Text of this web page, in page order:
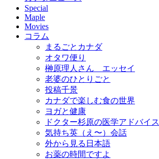
Special
Maple
Movies
コラム
まるごとカナダ
オタワ便り
榊原理人さん エッセイ
老婆のひとりごと
投稿千景
カナダで楽しむ食の世界
ヨガと健康
ドクター杉原の医学アドバイス
気持ち英（え〜）会話
外から見る日本語
お薬の時間ですよ